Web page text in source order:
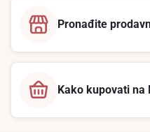
Pronađite
Kako kupovati na